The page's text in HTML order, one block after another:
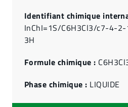
Identifiant chimique
InChI=1S/C6H3Cl3/c7-4-
3H
Formule chimique :
Phase chimique : LIQUIDE